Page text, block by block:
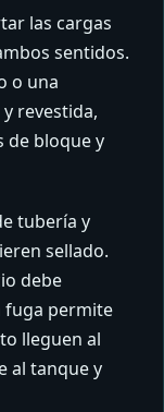
las cargas
sentidos.
o una
revestida,
de bloque y
tubería y
sellado.
debe
fuga permite
lleguen al
al tanque y